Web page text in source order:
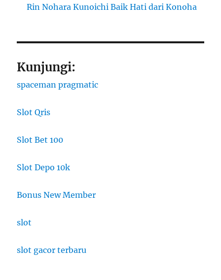
Rin Nohara Kunoichi Baik Hati dari Konoha
Kunjungi:
spaceman pragmatic
Slot Qris
Slot Bet 100
Slot Depo 10k
Bonus New Member
slot
slot gacor terbaru